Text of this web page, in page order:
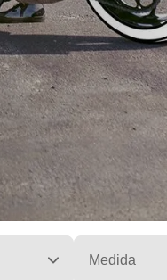
Medida